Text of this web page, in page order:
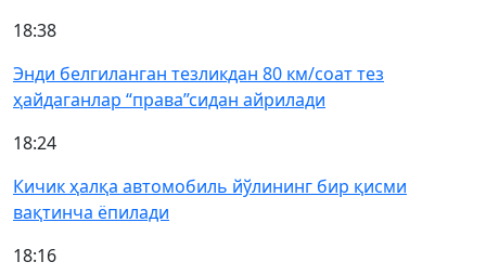
18:38
Энди белгиланган тезликдан 80 км/соат тез
ҳайдаганлар “права”сидан айрилади
18:24
Кичик ҳалқа автомобиль йўлининг бир қисми
вақтинча ёпилади
18:16